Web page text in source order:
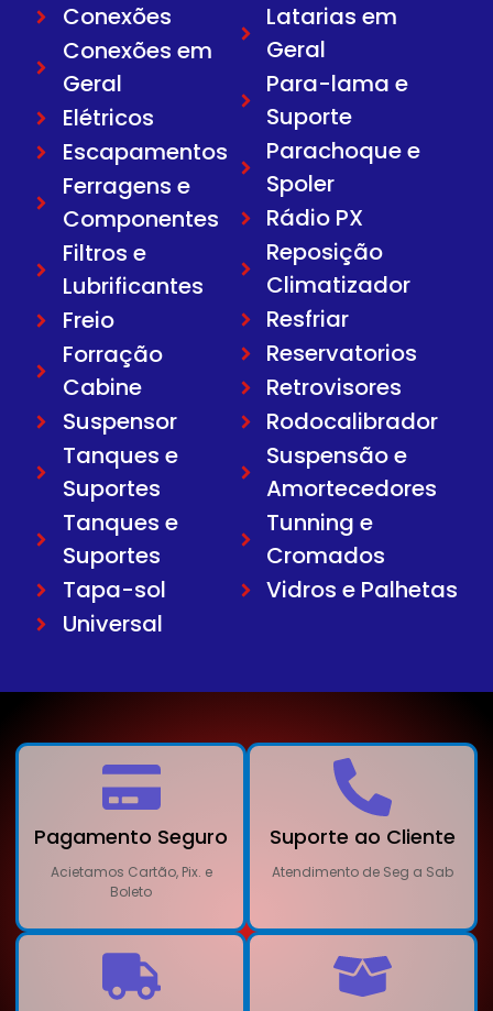
Conexões
Conexões em
Geral
Elétricos
Escapamentos
Ferragens e
Componentes
Filtros e
Lubrificantes
Freio
Forração
Cabine
Suspensor
Tanques e
Suportes
Tanques e
Suportes
Tapa-sol
Universal
Latarias em
Geral
Para-lama e
Suporte
Parachoque e
Spoler
Rádio PX
Reposição
Climatizador
Resfriar
Reservatorios
Retrovisores
Rodocalibrador
Suspensão e
Amortecedores
Tunning e
Cromados
Vidros e Palhetas
Pagamento Seguro
Acietamos Cartão, Pix. e
Boleto
Suporte ao Cliente
Atendimento de Seg a Sab